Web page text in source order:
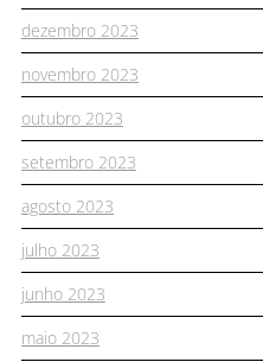
dezembro 2023
novembro 2023
outubro 2023
setembro 2023
agosto 2023
julho 2023
junho 2023
maio 2023